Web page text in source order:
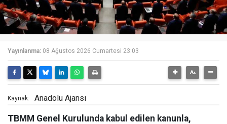
Yayınlanma: 08 Ağustos 2026 Cumartesi 23:03
Kaynak: Anadolu Ajansı
TBMM Genel Kurulunda kabul edilen kanunla,